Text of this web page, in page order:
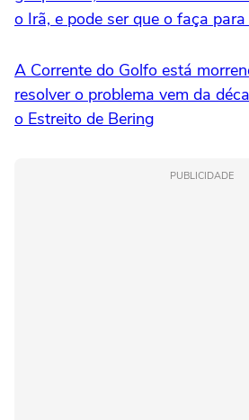
o Irã, e pode ser que o faça
A Corrente do Golfo está
resolver o problema vem da
o Estreito de Bering
PUBLICIDADE